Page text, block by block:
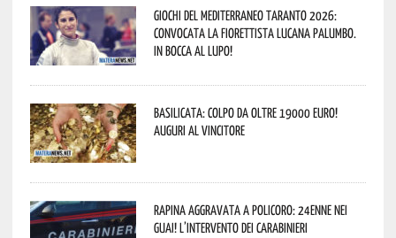
Giochi del Mediterraneo Taranto 2026:
convocata la fiorettista lucana Palumbo.
In bocca al lupo!
Basilicata: colpo da oltre 19000 Euro!
Auguri al vincitore
Rapina aggravata a Policoro: 24enne nei
guai! L’intervento dei Carabinieri